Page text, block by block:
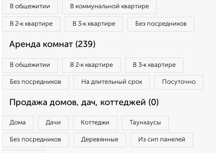
В общежитии В коммунальной квартире
В 2‑к квартире В 3‑к квартире Без посредников
Аренда комнат (239)
В общежитии В 2‑к квартире В 3‑к квартире
Без посредников На длительный срок Посуточно
Продажа домов, дач, коттеджей (0)
Дома Дачи Коттеджи Таунхаусы
Без посредников Деревянные Из сип панелей